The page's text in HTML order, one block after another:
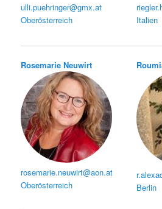
ulli.puehringer@gmx.at
Oberösterreich
Italien
Rosemarie Neuwirt
rosemarie.neuwirt@aon.at
Oberösterreich
Berlin